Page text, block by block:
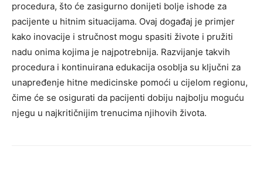
procedura, što će zasigurno donijeti bolje ishode za
pacijente u hitnim situacijama. Ovaj događaj je primjer
kako inovacije i stručnost mogu spasiti živote i pružiti
nadu onima kojima je najpotrebnija. Razvijanje takvih
procedura i kontinuirana edukacija osoblja su ključni za
unapređenje hitne medicinske pomoći u cijelom regionu,
čime će se osigurati da pacijenti dobiju najbolju moguću
njegu u najkritičnijim trenucima njihovih života.